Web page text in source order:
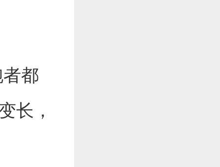
都
长，